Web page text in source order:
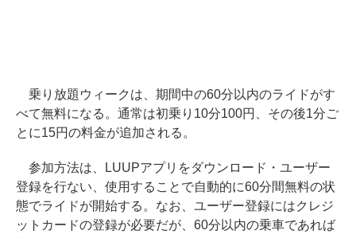
乗り放題ウィークは、期間中の60分以内のライドがす
べて無料になる。通常は初乗り10分100円、その後1分ご
とに15円の料金が追加される。
参加方法は、LUUPアプリをダウンロード・ユーザー
登録を行ない、使用することで自動的に60分間無料の状
態でライドが開始する。なお、ユーザー登録にはクレジ
ットカードの登録が必要だが、60分以内の乗車であれば